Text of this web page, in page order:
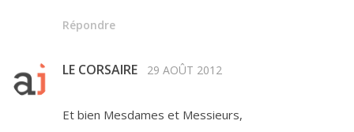
Répondre
LE CORSAIRE 29 AOÛT 2012
Et bien Mesdames et Messieurs,